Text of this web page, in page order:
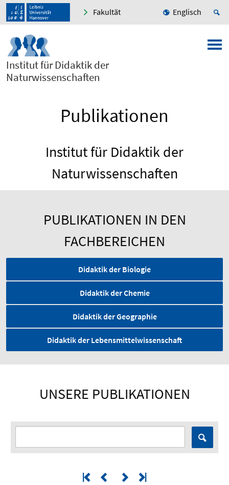
Fakultät Englisch
Institut für Didaktik der
Naturwissenschaften
Publikationen
Institut für Didaktik der
Naturwissenschaften
PUBLIKATIONEN IN DEN
FACHBEREICHEN
Didaktik der Biologie
Didaktik der Chemie
Didaktik der Geographie
Didaktik der Lebensmittelwissenschaft
UNSERE PUBLIKATIONEN